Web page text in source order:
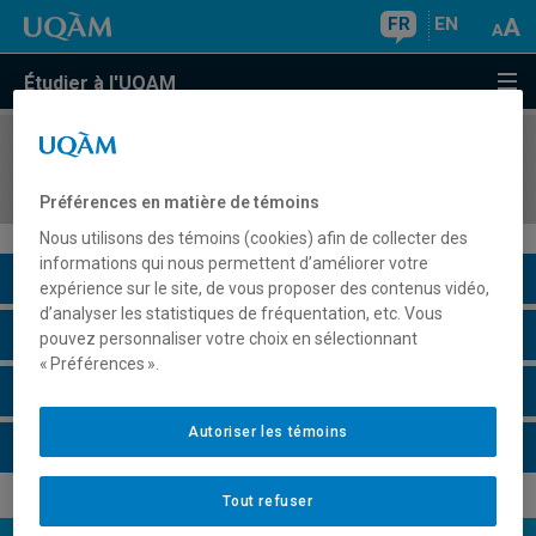
FR EN
Étudier à l'UQAM
COURS//
Description du cours
Horaire - Été 2026
Préférences en matière de témoins
Nous utilisons des témoins (cookies) afin de collecter des
informations qui nous permettent d’améliorer votre
expérience sur le site, de vous proposer des contenus vidéo,
d’analyser les statistiques de fréquentation, etc. Vous
pouvez personnaliser votre choix en sélectionnant
« Préférences ».
Tout refuser
Autoriser les témoins